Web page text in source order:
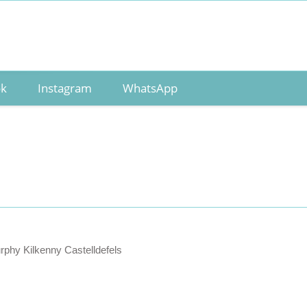
Instagram WhatsApp
Kilkenny Castelldefels